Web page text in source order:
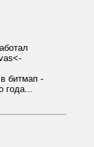
битмап -